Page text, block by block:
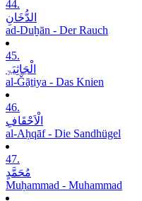
44.
الدُّخَانِ
ad-Duḫān - Der Rauch
45.
الْجَاثِیَۃِ
al-Ǧāṯiya - Das Knien
46.
الْاَحْقَافِ
al-Aḥqāf - Die Sandhügel
47.
مُحَمَّدٍ
Muḥammad - Muhammad